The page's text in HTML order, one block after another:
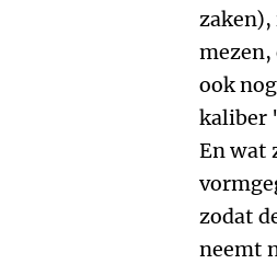
mezen,
ook
kaliber
En wat
zodat
neemt